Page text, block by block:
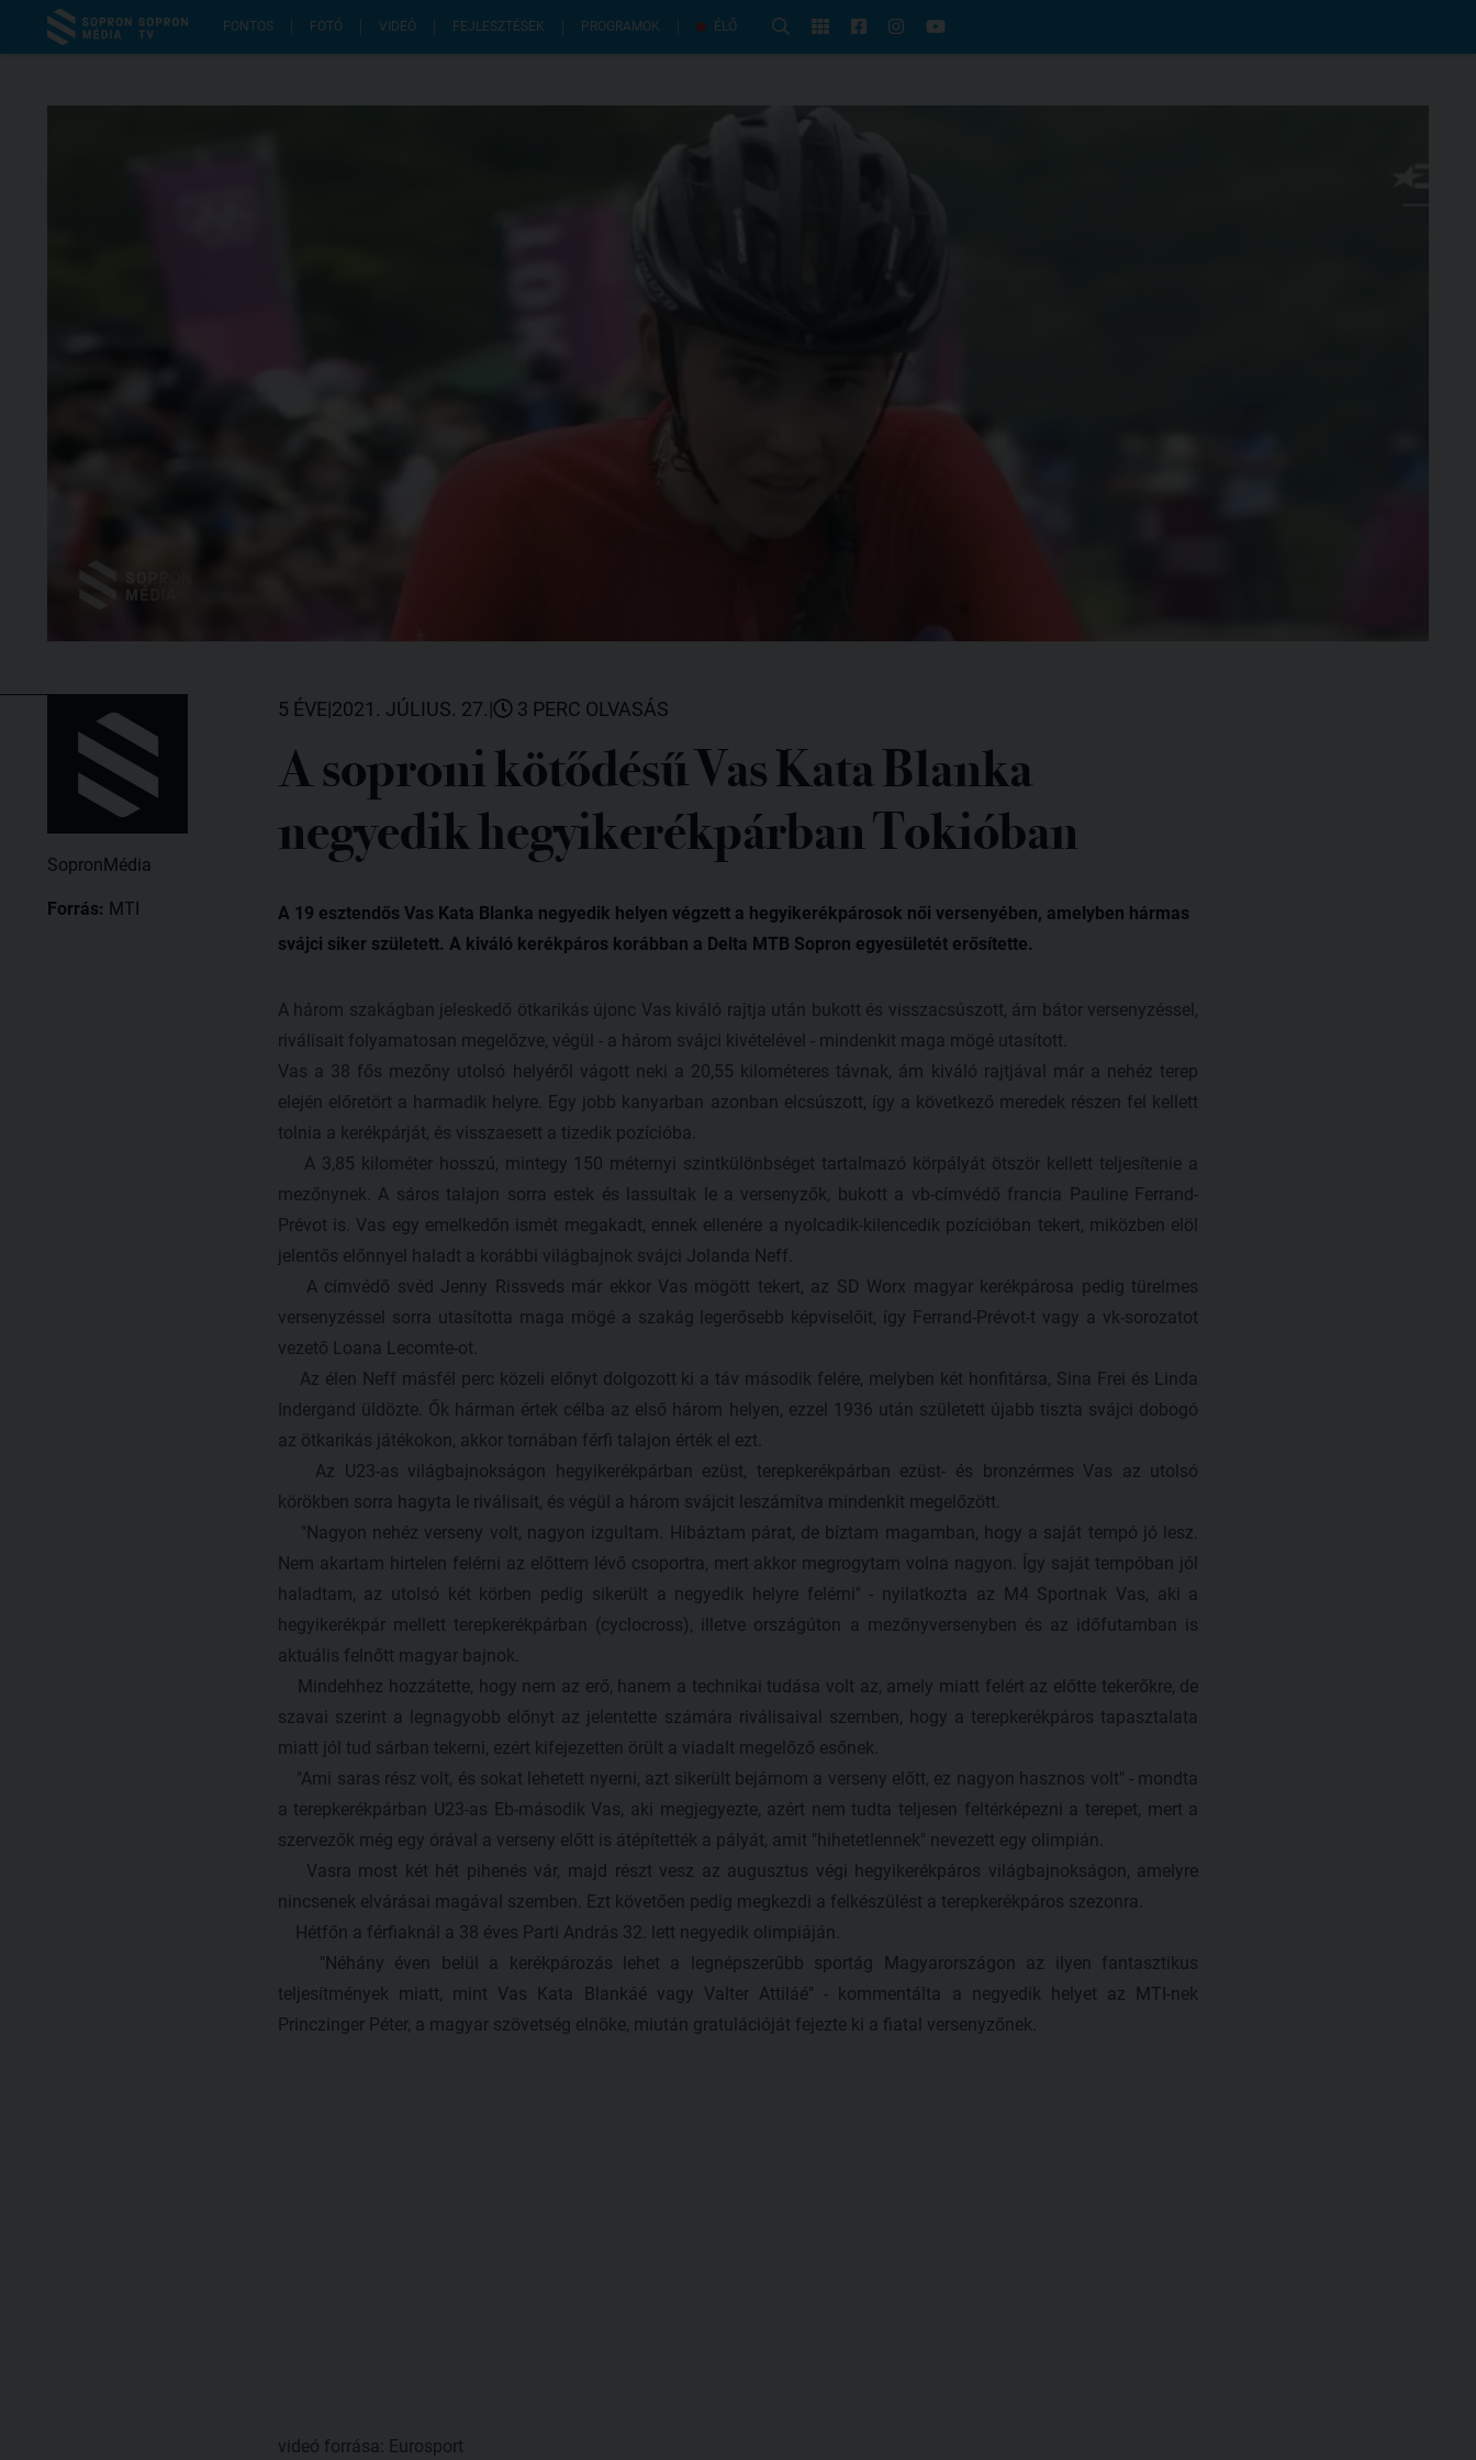
FONTOS FOTÓ VIDEÓ FEJLESZTÉSEK PROGRAMOK ÉLŐ
SopronMédia
Forrás: MTI
5 ÉVE|2021. JÚLIUS. 27.| 3 PERC OLVASÁS
A soproni kötődésű Vas Kata Blanka
negyedik hegyikerékpárban Tokióban
A 19 esztendős Vas Kata Blanka negyedik helyen végzett a hegyikerékpárosok női versenyében, amelyben hármas
svájci siker született. A kiváló kerékpáros korábban a Delta MTB Sopron egyesületét erősítette.
A három szakágban jeleskedő ötkarikás újonc Vas kiváló rajtja után bukott és visszacsúszott, ám bátor versenyzéssel,
riválisait folyamatosan megelőzve, végül - a három svájci kivételével - mindenkit maga mögé utasított.
Vas a 38 fős mezőny utolsó helyéről vágott neki a 20,55 kilométeres távnak, ám kiváló rajtjával már a nehéz terep
elején előretört a harmadik helyre. Egy jobb kanyarban azonban elcsúszott, így a következő meredek részen fel kellett
tolnia a kerékpárját, és visszaesett a tizedik pozícióba.
A 3,85 kilométer hosszú, mintegy 150 méternyi szintkülönbséget tartalmazó körpályát ötször kellett teljesítenie a
mezőnynek. A sáros talajon sorra estek és lassultak le a versenyzők, bukott a vb-címvédő francia Pauline Ferrand-
Prévot is. Vas egy emelkedőn ismét megakadt, ennek ellenére a nyolcadik-kilencedik pozícióban tekert, miközben elöl
jelentős előnnyel haladt a korábbi világbajnok svájci Jolanda Neff.
A címvédő svéd Jenny Rissveds már ekkor Vas mögött tekert, az SD Worx magyar kerékpárosa pedig türelmes
versenyzéssel sorra utasította maga mögé a szakág legerősebb képviselőit, így Ferrand-Prévot-t vagy a vk-sorozatot
vezető Loana Lecomte-ot.
Az élen Neff másfél perc közeli előnyt dolgozott ki a táv második felére, melyben két honfitársa, Sina Frei és Linda
Indergand üldözte. Ők hárman értek célba az első három helyen, ezzel 1936 után született újabb tiszta svájci dobogó
az ötkarikás játékokon, akkor tornában férfi talajon érték el ezt.
Az U23-as világbajnokságon hegyikerékpárban ezüst, terepkerékpárban ezüst- és bronzérmes Vas az utolsó
körökben sorra hagyta le riválisait, és végül a három svájcit leszámítva mindenkit megelőzött.
"Nagyon nehéz verseny volt, nagyon izgultam. Hibáztam párat, de bíztam magamban, hogy a saját tempó jó lesz.
Nem akartam hirtelen felérni az előttem lévő csoportra, mert akkor megrogytam volna nagyon. Így saját tempóban jól
haladtam, az utolsó két körben pedig sikerült a negyedik helyre felérni" - nyilatkozta az M4 Sportnak Vas, aki a
hegyikerékpár mellett terepkerékpárban (cyclocross), illetve országúton a mezőnyversenyben és az időfutamban is
aktuális felnőtt magyar bajnok.
Mindehhez hozzátette, hogy nem az erő, hanem a technikai tudása volt az, amely miatt felért az előtte tekerőkre, de
szavai szerint a legnagyobb előnyt az jelentette számára riválisaival szemben, hogy a terepkerékpáros tapasztalata
miatt jól tud sárban tekerni, ezért kifejezetten örült a viadalt megelőző esőnek.
"Ami saras rész volt, és sokat lehetett nyerni, azt sikerült bejárnom a verseny előtt, ez nagyon hasznos volt" - mondta
a terepkerékpárban U23-as Eb-második Vas, aki megjegyezte, azért nem tudta teljesen feltérképezni a terepet, mert a
szervezők még egy órával a verseny előtt is átépítették a pályát, amit "hihetetlennek" nevezett egy olimpián.
Vasra most két hét pihenés vár, majd részt vesz az augusztus végi hegyikerékpáros világbajnokságon, amelyre
nincsenek elvárásai magával szemben. Ezt követően pedig megkezdi a felkészülést a terepkerékpáros szezonra.
Hétfőn a férfiaknál a 38 éves Parti András 32. lett negyedik olimpiáján.
"Néhány éven belül a kerékpározás lehet a legnépszerűbb sportág Magyarországon az ilyen fantasztikus
teljesítmények miatt, mint Vas Kata Blankáé vagy Valter Attiláé" - kommentálta a negyedik helyet az MTI-nek
Princzinger Péter, a magyar szövetség elnöke, miután gratulációját fejezte ki a fiatal versenyzőnek.
videó forrása: Eurosport